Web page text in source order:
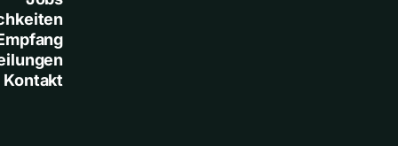
Kontakt